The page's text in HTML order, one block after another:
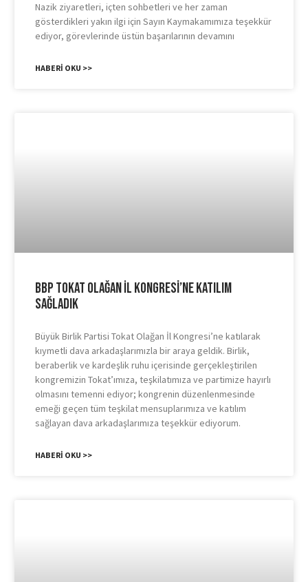
Nazik ziyaretleri, içten sohbetleri ve her zaman
gösterdikleri yakın ilgi için Sayın Kaymakamımıza teşekkür
ediyor, görevlerinde üstün başarılarının devamını
HABERI OKU >>
BBP Tokat Olağan İl Kongresi’ne Katılım
Sağladık
Büyük Birlik Partisi Tokat Olağan İl Kongresi’ne katılarak
kıymetli dava arkadaşlarımızla bir araya geldik. Birlik,
beraberlik ve kardeşlik ruhu içerisinde gerçekleştirilen
kongremizin Tokat’ımıza, teşkilatımıza ve partimize hayırlı
olmasını temenni ediyor; kongrenin düzenlenmesinde
emeği geçen tüm teşkilat mensuplarımıza ve katılım
sağlayan dava arkadaşlarımıza teşekkür ediyorum.
HABERI OKU >>